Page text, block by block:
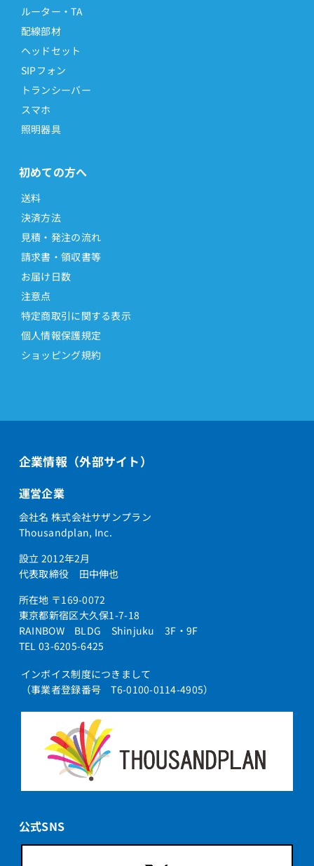
ルーター・TA
配線部材
ヘッドセット
SIPフォン
トランシーバー
スマホ
照明器具
初めての方へ
送料
決済方法
見積・発注の流れ
請求書・領収書等
お届け日数
注意点
特定商取引に関する表示
個人情報保護規定
ショッピング規約
企業情報（外部サイト）
運営企業
会社名 株式会社サザンプラン
Thousandplan, Inc.
設立 2012年2月
代表取締役 田中伸也
所在地 〒169-0072
東京都新宿区大久保1-7-18
RAINBOW BLDG Shinjuku 3F・9F
TEL 03-6205-6425
インボイス制度につきまして
（事業者登録番号 T6-0100-0114-4905）
公式SNS